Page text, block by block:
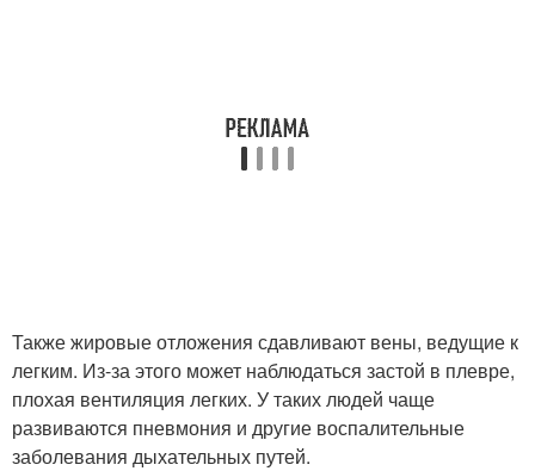
Также жировые отложения сдавливают вены, ведущие к
легким. Из-за этого может наблюдаться застой в плевре,
плохая вентиляция легких. У таких людей чаще
развиваются пневмония и другие воспалительные
заболевания дыхательных путей.